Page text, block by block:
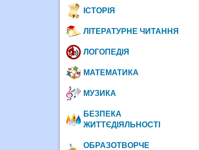
ІСТОРІЯ
ЛІТЕРАТУРНЕ ЧИТАННЯ
ЛОГОПЕДІЯ
МАТЕМАТИКА
МУЗИКА
БЕЗПЕКА
ЖИТТЄДІЯЛЬНОСТІ
ОБРАЗОТВОРЧЕ